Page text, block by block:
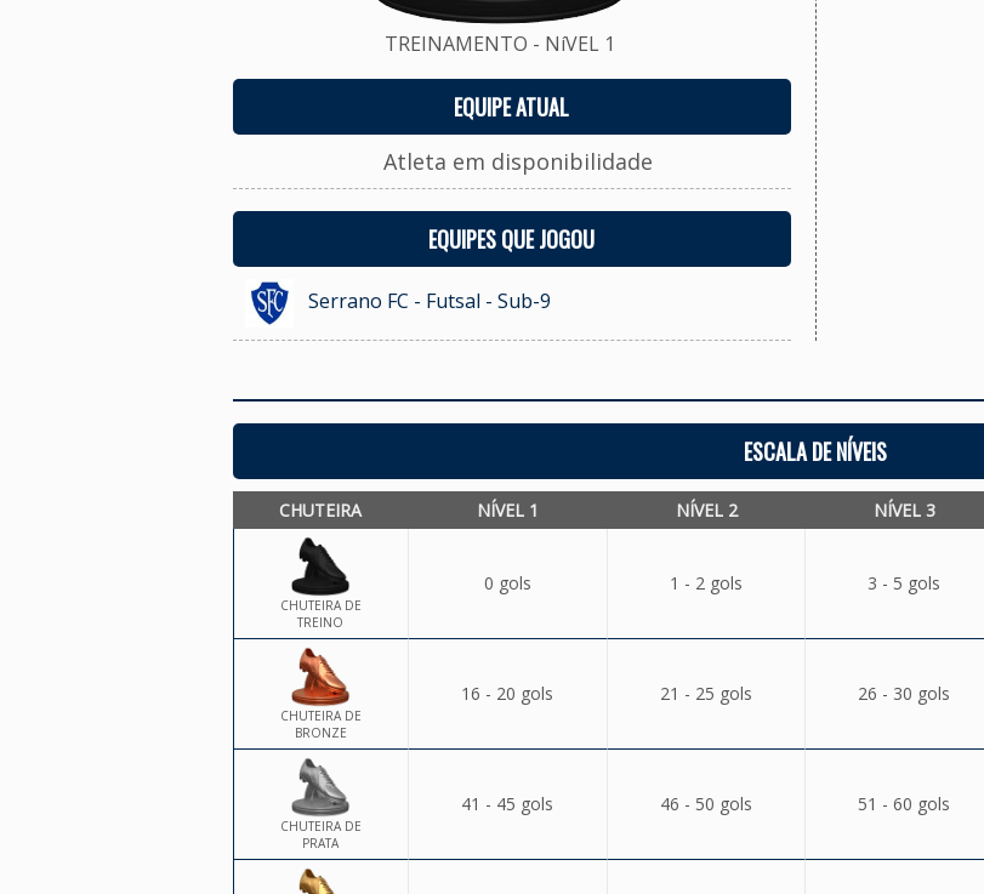
TREINAMENTO - NíVEL 1
EQUIPE ATUAL
Atleta em disponibilidade
EQUIPES QUE JOGOU
Serrano FC - Futsal - Sub-9
ESCALA DE NÍVEIS
CHUTEIRA NÍVEL 1 NÍVEL 2 NÍVEL 3
CHUTEIRA DE
TREINO
0 gols 1 - 2 gols 3 - 5 gols
CHUTEIRA DE
BRONZE
16 - 20 gols 21 - 25 gols 26 - 30 gols
CHUTEIRA DE
PRATA
41 - 45 gols 46 - 50 gols 51 - 60 gols